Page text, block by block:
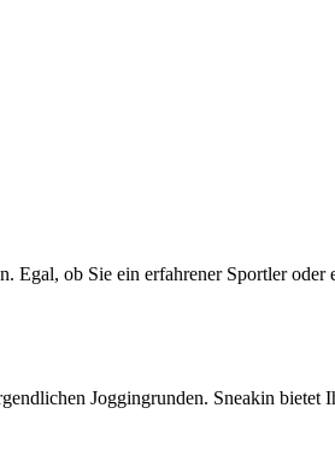
ob Sie ein erfahrener Sportler oder
Joggingrunden. Sneakin